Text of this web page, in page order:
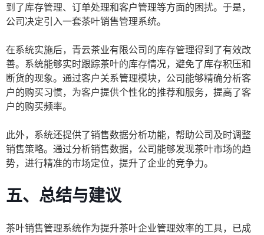
到了库存管理、订单处理和客户管理等方面的困扰。于是，
公司决定引入一套茶叶销售管理系统。
在系统实施后，青云茶业有限公司的库存管理得到了有效改
善。系统能够实时跟踪茶叶的库存情况，避免了库存积压和
断货的现象。通过客户关系管理模块，公司能够精确分析客
户的购买习惯，为客户提供个性化的推荐和服务，提高了客
户的购买频率。
此外，系统还提供了销售数据分析功能，帮助公司及时调整
销售策略。通过分析销售数据，公司能够发现茶叶市场的趋
势，进行精准的市场定位，提升了企业的竞争力。
五、总结与建议
茶叶销售管理系统作为提升茶叶企业管理效率的工具，已成